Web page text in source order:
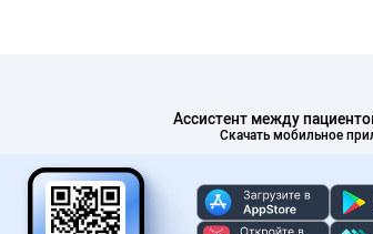
Ассистент между
Скачать мобильное